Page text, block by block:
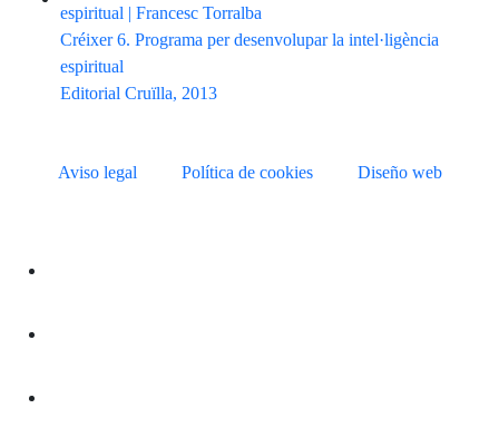
Créixer 6. Programa per desenvolupar la intel·ligència
espiritual
Editorial Cruïlla, 2013
Aviso legal Política de cookies Diseño web